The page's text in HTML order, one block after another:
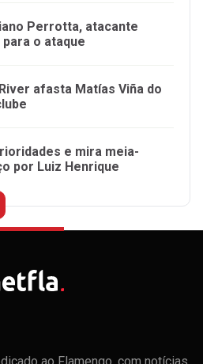
Perrotta, atacante
o ataque
afasta Matías Viña do
e mira meia-
por Luiz Henrique